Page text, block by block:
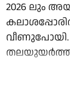
2026 ലും
വീണുപോയി.
തലയുയർത്തി